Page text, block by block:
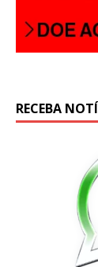
RECEBA